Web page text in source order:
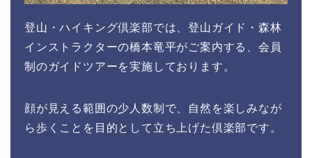
登山・ハイキング倶楽部では、登山ガイド・森林
インストラクターの橋本竜平がご案内する、会員
制のガイドツアーを実施しております。
顔が見える範囲の少人数制で、自然を楽しみなが
ら歩くことを目的として立ち上げた倶楽部です。